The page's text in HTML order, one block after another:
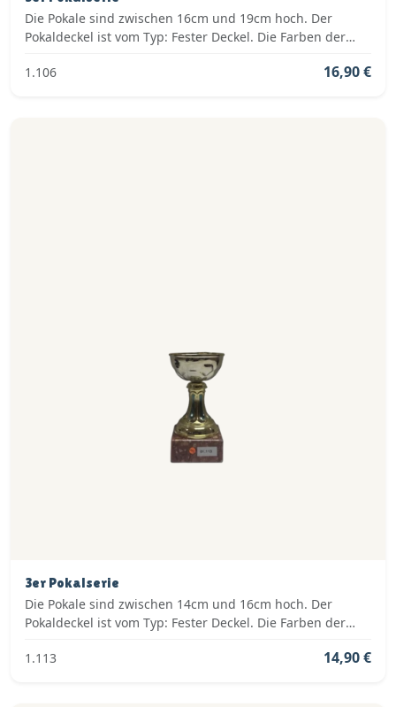
Die Pokale sind zwischen 16cm und 19cm hoch. Der
Pokaldeckel ist vom Typ: Fester Deckel. Die Farben der
1.106
16,90 €
3er Pokalserie
Die Pokale sind zwischen 14cm und 16cm hoch. Der
Pokaldeckel ist vom Typ: Fester Deckel. Die Farben der
1.113
14,90 €